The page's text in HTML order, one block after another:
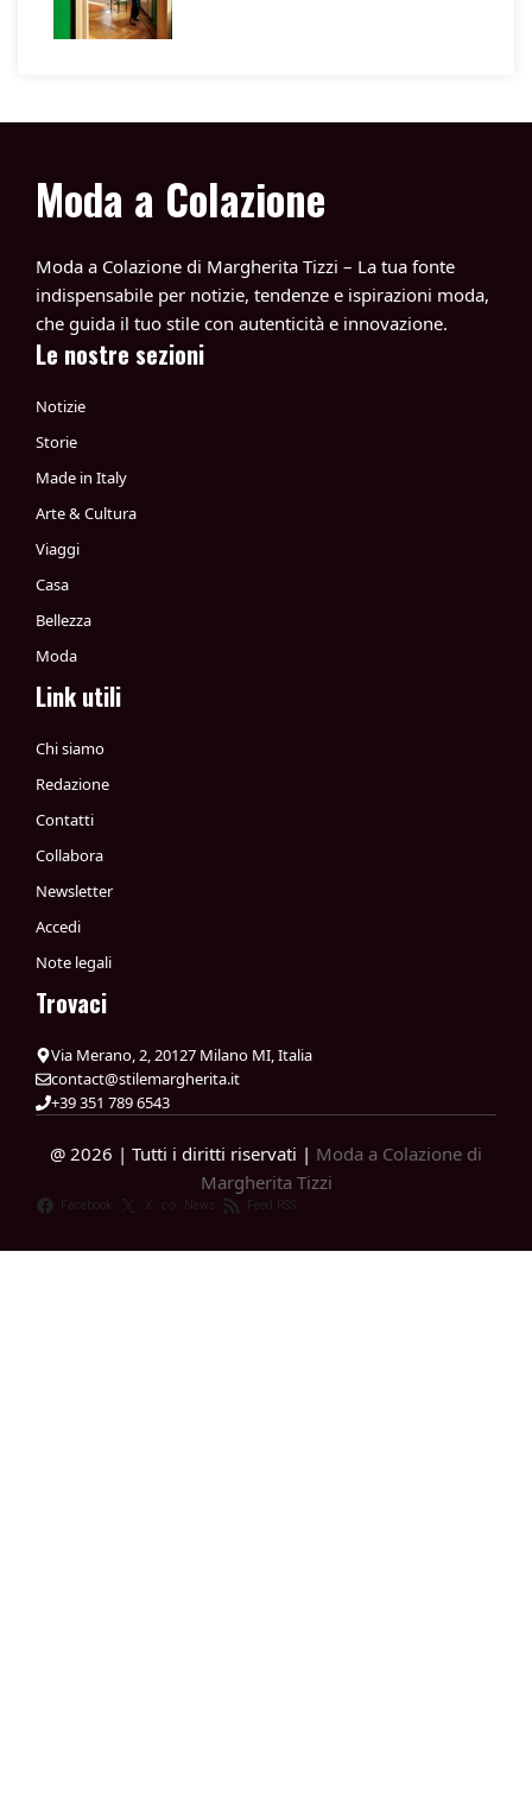
Moda a Colazione
Moda a Colazione di Margherita Tizzi – La tua fonte
indispensabile per notizie, tendenze e ispirazioni moda,
che guida il tuo stile con autenticità e innovazione.
Le nostre sezioni
Notizie
Storie
Made in Italy
Arte & Cultura
Viaggi
Casa
Bellezza
Moda
Link utili
Chi siamo
Redazione
Contatti
Collabora
Newsletter
Accedi
Note legali
Trovaci
Via Merano, 2, 20127 Milano MI, Italia
contact@stilemargherita.it
+39 351 789 6543
@ 2026 | Tutti i diritti riservati | Moda a Colazione di
Margherita Tizzi
Facebook X News Feed RSS